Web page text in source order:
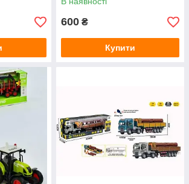
600 ₴
Купити